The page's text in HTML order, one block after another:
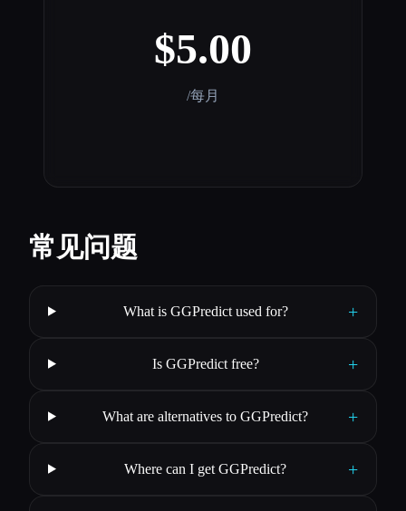
$5.00
/每月
常见问题
What is GGPredict used for? +
Is GGPredict free? +
What are alternatives to GGPredict? +
Where can I get GGPredict? +